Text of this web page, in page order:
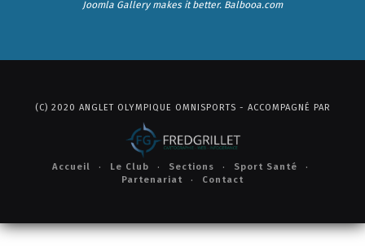
Joomla Gallerymakes it better. Balbooa.com
(C) 2020 ANGLET OLYMPIQUE OMNISPORTS - ACCOMPAGNÉ PAR
Accueil Le Club Sections
Sport Santé
Partenariat
Contact